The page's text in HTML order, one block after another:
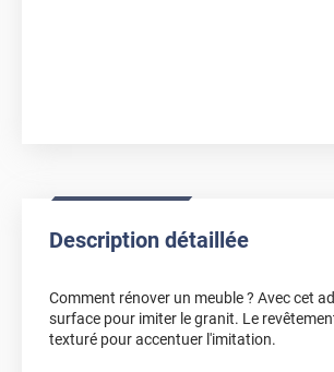
Description détaillée
Comment rénover un meuble ? Avec cet
surface pour imiter le granit. Le
texturé pour accentuer l'imitation.